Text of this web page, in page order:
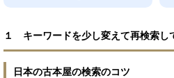
１ キーワードを少し変えて再検索し
日本の古本屋の検索のコツ